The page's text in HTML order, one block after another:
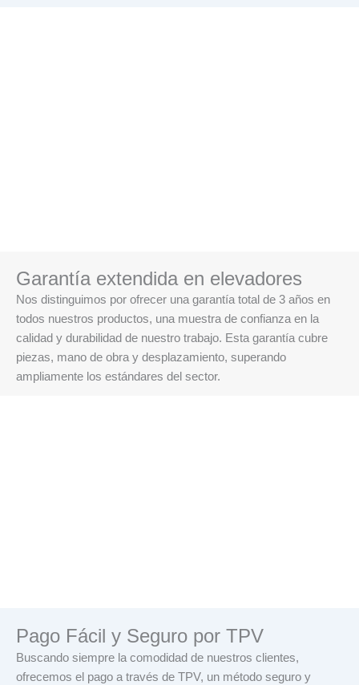
Garantía extendida en elevadores
Nos distinguimos por ofrecer una garantía total de 3 años en
todos nuestros productos, una muestra de confianza en la
calidad y durabilidad de nuestro trabajo. Esta garantía cubre
piezas, mano de obra y desplazamiento, superando
ampliamente los estándares del sector.
Pago Fácil y Seguro por TPV
Buscando siempre la comodidad de nuestros clientes,
ofrecemos el pago a través de TPV, un método seguro y